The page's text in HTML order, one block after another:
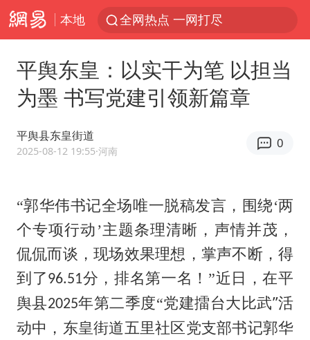
本地 全网热点 一网打尽
平舆东皇：以实干为笔 以担当
为墨 书写党建引领新篇章
平舆县东皇街道
2025-08-12 19:55·河南
0
“郭华伟书记全场唯一脱稿发言，围绕‘两
个专项行动’主题条理清晰，声情并茂，
侃侃而谈，现场效果理想，掌声不断，得
到了96.51分，排名第一名！”近日，在平
舆县2025年第二季度“党建擂台大比武”活
动中，东皇街道五里社区党支部书记郭华